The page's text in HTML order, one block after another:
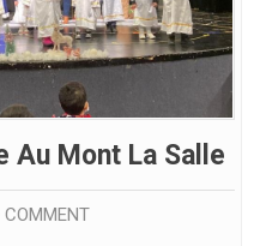
Au Mont La Salle
COMMENT